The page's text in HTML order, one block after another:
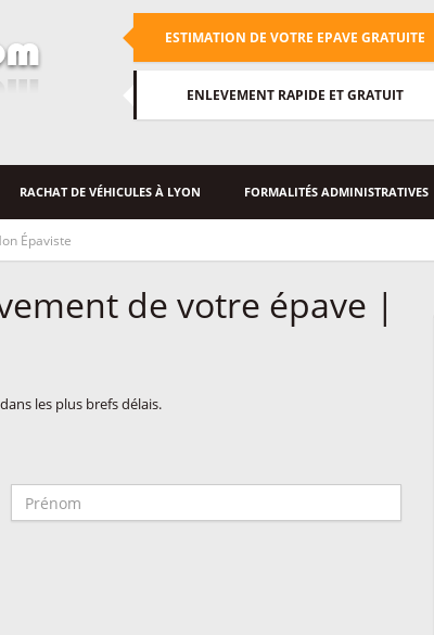
ESTIMATION DE VOTRE EPAVE GRATUITE
ENLEVEMENT RAPIDE ET GRATUIT
RACHAT DE VÉHICULES À LYON FORMALITÉS ADMINISTRATIVES
Épaviste
de votre épave |
les plus brefs délais.